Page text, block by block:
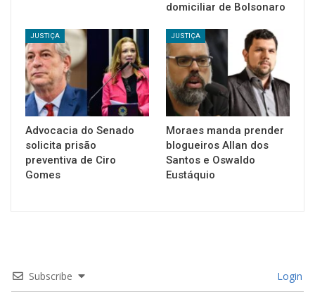
domiciliar de Bolsonaro
JUSTIÇA
Advocacia do Senado
solicita prisão
preventiva de Ciro
Gomes
JUSTIÇA
Moraes manda prender
blogueiros Allan dos
Santos e Oswaldo
Eustáquio
Subscribe Login